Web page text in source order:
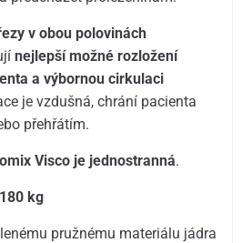
v obou polovinách
nejlepší možné rozložení
a výbornou cirkulaci
je vzdušná, chrání pacienta
přehřátím.
Visco je jednostranná.
kg
pružnému materiálu jádra